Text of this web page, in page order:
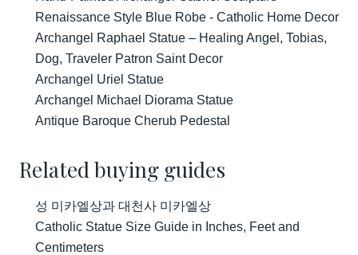
Renaissance Style Blue Robe - Catholic Home Decor
Archangel Raphael Statue – Healing Angel, Tobias,
Dog, Traveler Patron Saint Decor
Archangel Uriel Statue
Archangel Michael Diorama Statue
Antique Baroque Cherub Pedestal
Related buying guides
성 미카엘상과 대천사 미카엘상
Catholic Statue Size Guide in Inches, Feet and
Centimeters